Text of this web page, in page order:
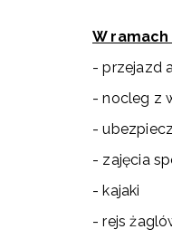
W
- przejazd
- nocleg z
-
- zajęcia
- kajaki
- rejs